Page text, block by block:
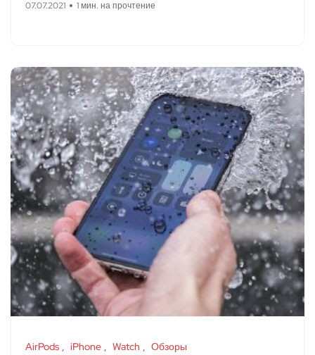
07.07.2021 1 мин. на прочтение
AirPods iPhone Watch Обзоры